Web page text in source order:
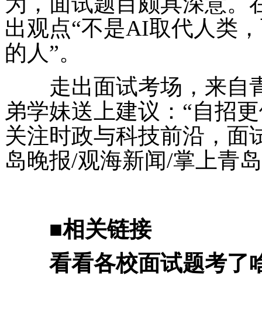
出观点“不是AI取代人类
的人”。
走出面试考场，来自
弟学妹送上建议：“自招
关注时政与科技前沿，面
岛晚报/观海新闻/掌上青
■相关链接
看看各校面试题考了